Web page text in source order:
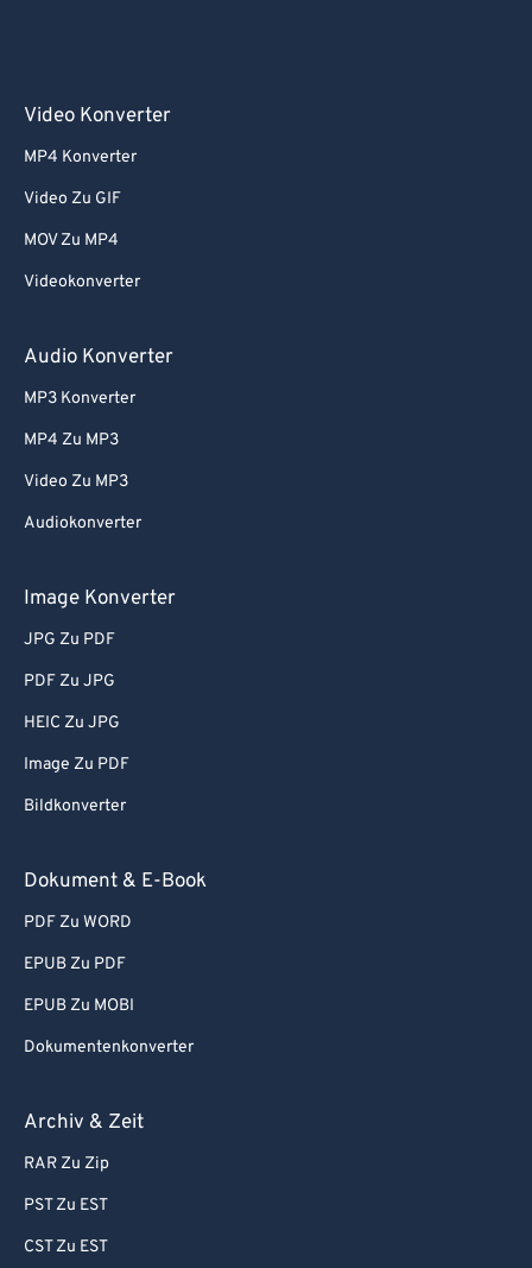
Video Konverter
MP4 Konverter
Video Zu GIF
MOV Zu MP4
Videokonverter
Audio Konverter
MP3 Konverter
MP4 Zu MP3
Video Zu MP3
Audiokonverter
Image Konverter
JPG Zu PDF
PDF Zu JPG
HEIC Zu JPG
Image Zu PDF
Bildkonverter
Dokument & E-Book
PDF Zu WORD
EPUB Zu PDF
EPUB Zu MOBI
Dokumentenkonverter
Archiv & Zeit
RAR Zu Zip
PST Zu EST
CST Zu EST